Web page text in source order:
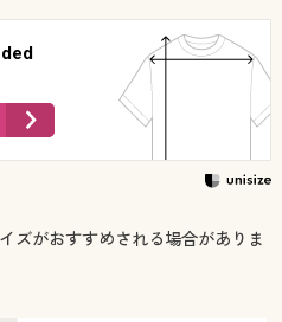
ズがおすすめされる場合がありま